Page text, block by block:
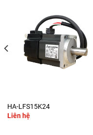
HA-LFS15K24
Liên hệ